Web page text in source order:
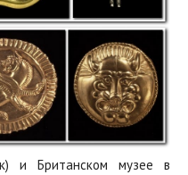
и Британском музее в